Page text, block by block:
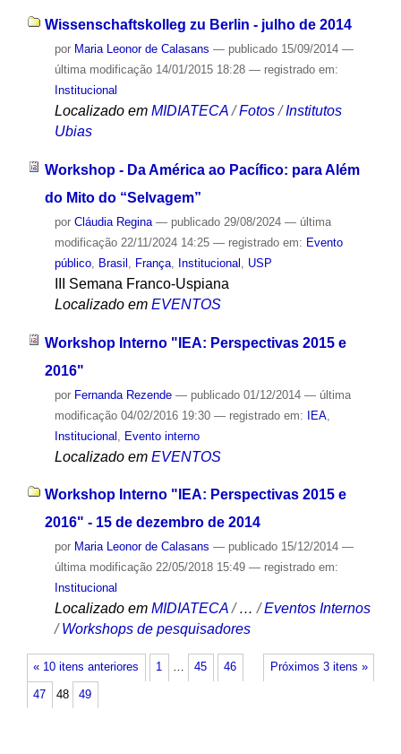
Wissenschaftskolleg zu Berlin - julho de 2014
por Maria Leonor de Calasans — publicado15/09/2014 —
última modificação14/01/2015 18:28 — registrado em:
Institucional
Localizado em MIDIATECA /Fotos /Institutos
Ubias
Workshop - Da América ao Pacífico: para Além
do Mito do “Selvagem”
por Cláudia Regina — publicado29/08/2024 — última
modificação22/11/2024 14:25 — registrado em: Evento
público, Brasil França, Institucional USP
III Semana Franco-Uspiana
Localizado em EVENTOS
Workshop Interno "IEA: Perspectivas 2015 e
2016"
por Fernanda Rezende — publicado01/12/2014 — última
modificação04/02/2016 19:30 — registrado em: IEA,
Institucional
Evento interno
Localizado em EVENTOS
Workshop Interno "IEA: Perspectivas 2015 e
2016" - 15 de dezembro de 2014
por Maria Leonor de Calasans — publicado15/12/2014 —
última modificação22/05/2018 15:49 — registrado em:
Institucional
Localizado em MIDIATECA /…/Eventos Internos
/Workshops de pesquisadores
« 10 itens anteriores Próximos 3 itens »
1 … 45 46
47 48 49